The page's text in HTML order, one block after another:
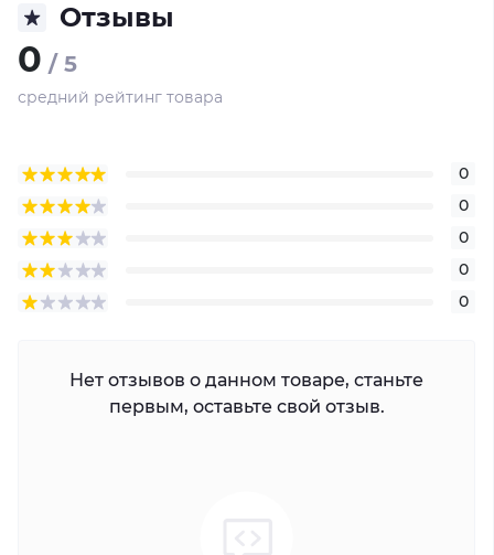
Отзывы
0 / 5
средний рейтинг товара
0
0
0
0
0
Нет отзывов о данном товаре, станьте
первым, оставьте свой отзыв.